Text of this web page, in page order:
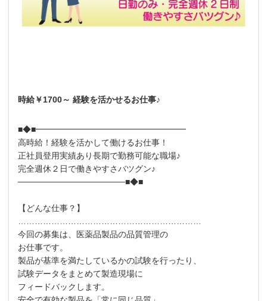
時給￥1700～ 経験を活かせるお仕事♪
■◆■━━━━━━━━━━━━━━━━━━
高時給！経験を活かして働けるお仕事！
正社員登用実績あり長期で勤務可能な職場♪
完全週休２日で働きやすさバツグン♪
──────────────────■◆■
【どんな仕事？】
今回の募集は、医薬品製品の品質管理の
お仕事です。
製品が基準を満たしているかの試験を行ったり、
試験データをまとめて製造現場に
フィードバックします。